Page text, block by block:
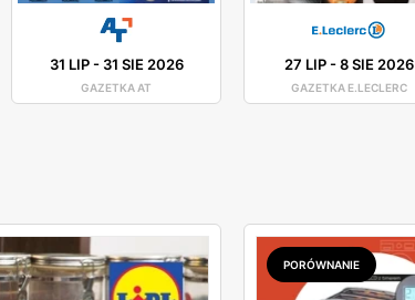
31 LIP- 31 SIE 2026
GAZETKA AT
27 LIP-8 SIE 2026
GAZETKA E.LECLERC
PORÓWNANIE